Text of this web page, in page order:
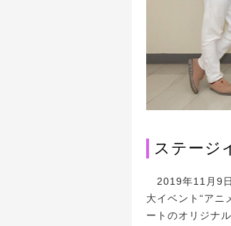
ステージ
2019年11月9日
大イベント“ア
ートのオリジナ